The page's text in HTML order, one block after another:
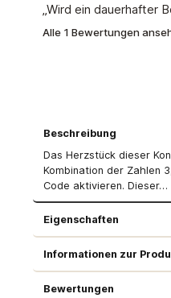
„Wird ein dauerhafter
Alle 1 Bewertungen
Beschreibung
Das Herzstück dieser
Kombination der Zahlen
Code aktivieren. Dieser…
Eigenschaften
Informationen zur
Bewertungen